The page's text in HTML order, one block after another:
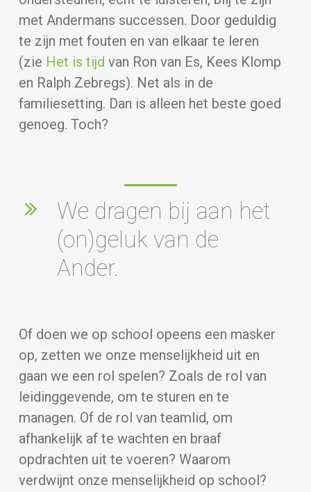
met Andermans successen. Door geduldig
te zijn met fouten en van elkaar te leren
(zie Het is tijd van Ron van Es, Kees Klomp
en Ralph Zebregs). Net als in de
familiesetting. Dan is alleen het beste goed
genoeg. Toch?
We dragen bij aan het
(on)geluk van de
Ander.
Of doen we op school opeens een masker
op, zetten we onze menselijkheid uit en
gaan we een rol spelen? Zoals de rol van
leidinggevende, om te sturen en te
managen. Of de rol van teamlid, om
afhankelijk af te wachten en braaf
opdrachten uit te voeren? Waarom
verdwijnt onze menselijkheid op school?